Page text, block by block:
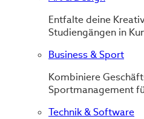
Entfalte deine
Studiengängen in
Business & Sport
Kombiniere
Sportmanagement
Technik & Software